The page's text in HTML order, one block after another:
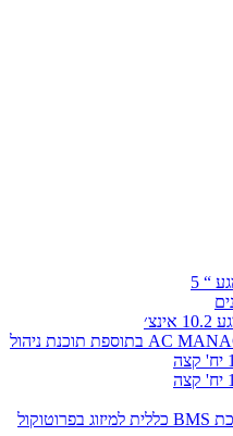
מתאם תקשורת בין מערכת BMS כללית למיזוג בפרוטוקול